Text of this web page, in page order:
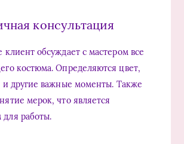
консультация
клиент обсуждает с мастером все
костюма. Определяются цвет,
и другие важные моменты. Также
мерок, что является
работы.